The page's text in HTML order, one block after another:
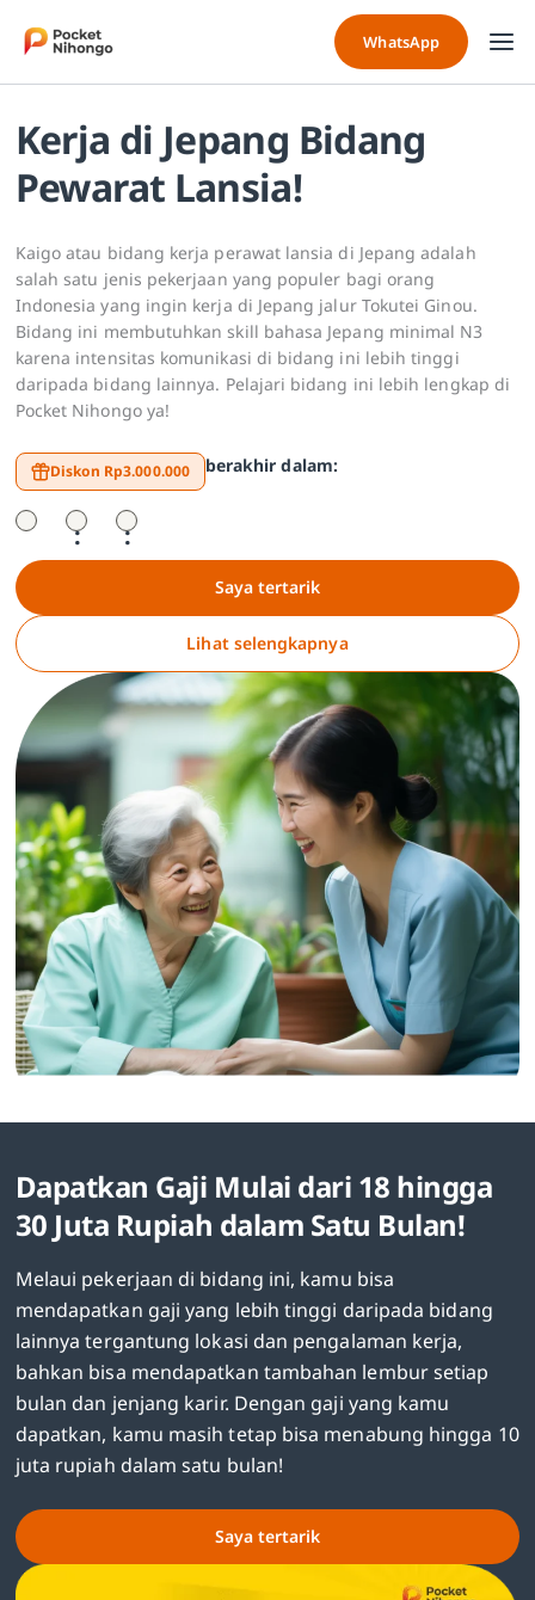
content
WhatsApp
Kerja di Jepang Bidang
Pewarat Lansia!
Kaigo atau bidang kerja perawat lansia di Jepang adalah
salah satu jenis pekerjaan yang populer bagi orang
Indonesia yang ingin kerja di Jepang jalur Tokutei Ginou.
Bidang ini membutuhkan skill bahasa Jepang minimal N3
karena intensitas komunikasi di bidang ini lebih tinggi
daripada bidang lainnya. Pelajari bidang ini lebih lengkap di
Pocket Nihongo ya!
Diskon Rp3.000.000 berakhir dalam:
Saya tertarik
Lihat selengkapnya
Dapatkan Gaji Mulai dari 18 hingga
30 Juta Rupiah dalam Satu Bulan!
Melaui pekerjaan di bidang ini, kamu bisa
mendapatkan gaji yang lebih tinggi daripada bidang
lainnya tergantung lokasi dan pengalaman kerja,
bahkan bisa mendapatkan tambahan lembur setiap
bulan dan jenjang karir. Dengan gaji yang kamu
dapatkan, kamu masih tetap bisa menabung hingga 10
juta rupiah dalam satu bulan!
Saya tertarik